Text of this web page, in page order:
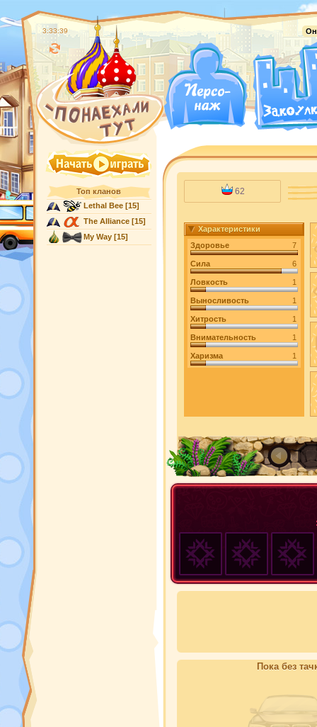
3:33:40
Топ кланов
Lethal Bee[15]
The Alliance[15]
My Way[15]
62
Характеристики
Здоровье
7
Сила 6
Ловкость 1
Выносливость 1
Хитрость 1
Внимательность 1
Харизма 1
Пока без